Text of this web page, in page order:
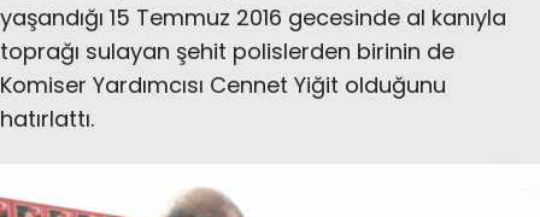
yaşandığı 15 Temmuz 2016 gecesinde al kanıyla
toprağı sulayan şehit polislerden birinin de
Komiser Yardımcısı Cennet Yiğit olduğunu
hatırlattı.